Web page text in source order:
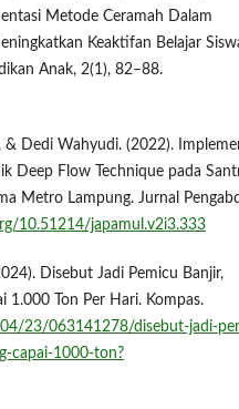
Metode Ceramah Dalam
Keaktifan Belajar
Anak, 2(1), 82–88.
Dedi Wahyudi. (2022).
Deep Flow Technique pada
Metro Lampung. Jurnal
10.51214/japamul.v2i3.333
Disebut Jadi Pemicu Banjir,
1.000 Ton Per Hari. Kompas.
23/063141278/disebut-jadi-
capai-1000-ton?